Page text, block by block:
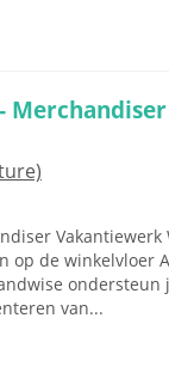
Vakantiewerk
op de winkelvloer
ondersteun
van...